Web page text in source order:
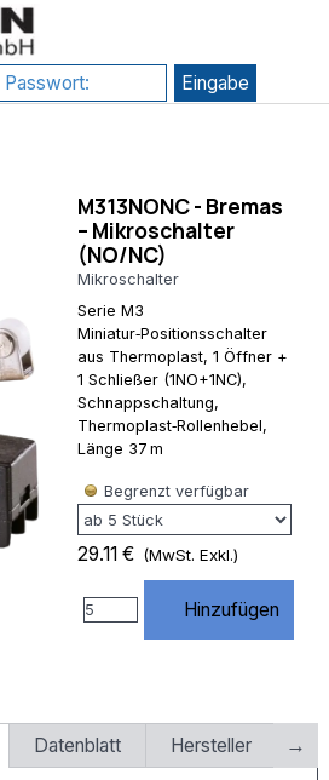
M313NONC - Bremas
– Mikroschalter
(NO/NC)
Mikroschalter
Serie M3
Miniatur‑Positionsschalter
aus Thermoplast, 1 Öffner +
1 Schließer (1NO+1NC),
Schnappschaltung,
Thermoplast‑Rollenhebel,
Länge 37 m
Begrenzt verfügbar
29.11 € (MwSt. Exkl.)
Hinzufügen
Datenblatt Hersteller